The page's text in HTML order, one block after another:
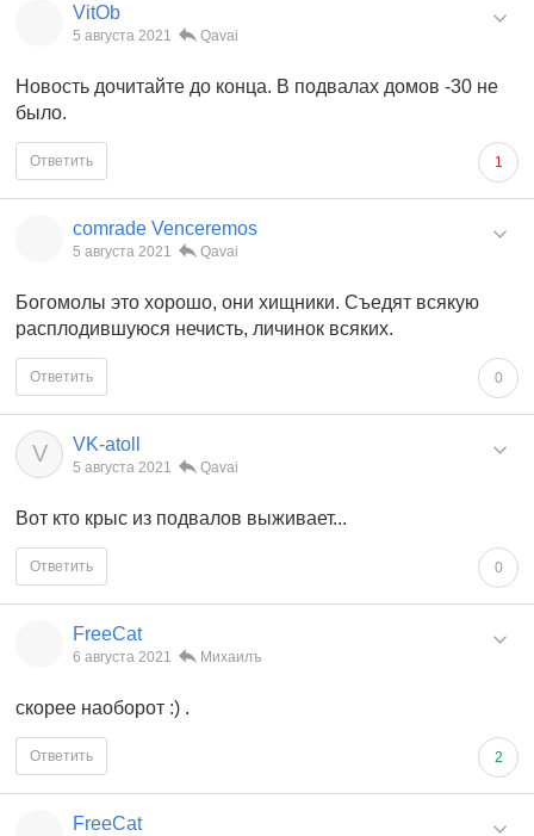
VitOb
5 августа 2021 Qavai
Новость дочитайте до конца. В подвалах домов -30 не
было.
1
Ответить
comrade Venceremos
5 августа 2021 Qavai
Богомолы это хорошо, они хищники. Съедят всякую
расплодившуюся нечисть, личинок всяких.
0
Ответить
V VK-atoll
5 августа 2021 Qavai
Вот кто крыс из подвалов выживает...
0
Ответить
FreeCat
6 августа 2021 Михаилъ
скорее наоборот :) .
2
Ответить
FreeCat